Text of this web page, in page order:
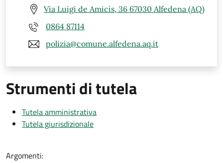
Via Luigi de Amicis, 36 67030 Alfedena (AQ)
0864 87114
polizia@comune.alfedena.aq.it
Strumenti di tutela
Tutela amministrativa
Tutela giurisdizionale
Argomenti: